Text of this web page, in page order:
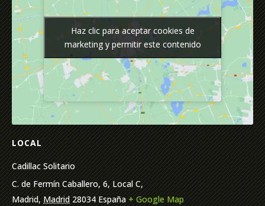
LOCAL
Cadillac Solitario
C. de Fermín Caballero, 6, Local C,
Madrid, Madrid 28034 España + Google Map
Haz clic para aceptar cookies de
marketing y permitir este contenido
Haz clic para aceptar cookies de
marketing y permitir este contenido